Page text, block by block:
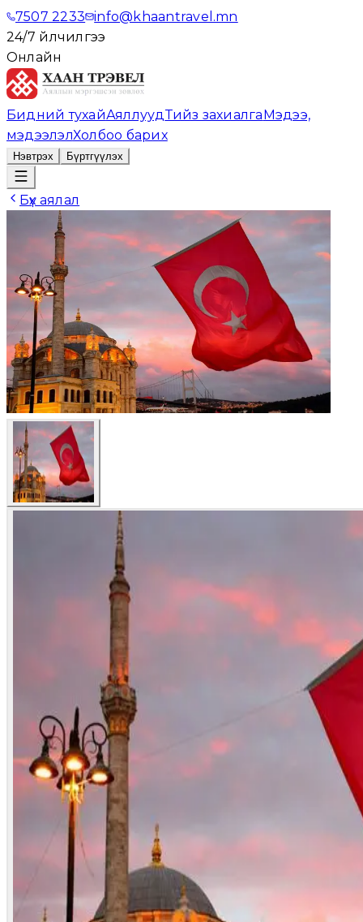
7507 2233 info@khaantravel.mn
24/7 үйлчилгээ
Онлайн
Бидний тухайАяллуудТийз захиалгаМэдээ,
мэдээлэлХолбоо барих
Нэвтрэх Бүртгүүлэх
Бүх аялал